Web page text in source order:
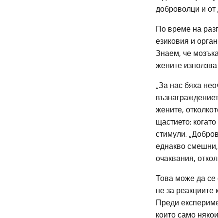
доброволци и от
По време на
езиковия и
Знаем, че
жените
„За нас бяха
жените,
щастието:
стимули.
еднакво
очаквания,
Това може да се
не за реакциите
Преди
които само